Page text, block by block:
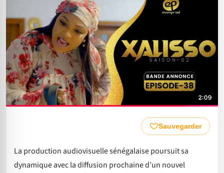
Sauvegarder
La production audiovisuelle sénégalaise poursuit sa
dynamique avec la diffusion prochaine d’un nouvel